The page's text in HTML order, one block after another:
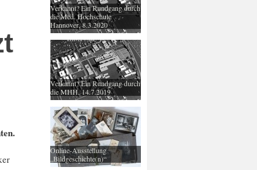
Verkannt? Ein Rundgang durch
die Med. Hochschule
Hannover, 8.3.2020
Verkannt? Ein Rundgang durch
die MHH, 14.7.2019
Online-Ausstellung
„Bildgeschichte(n)“